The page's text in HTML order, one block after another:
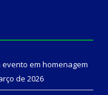
em homenagem
de 2026